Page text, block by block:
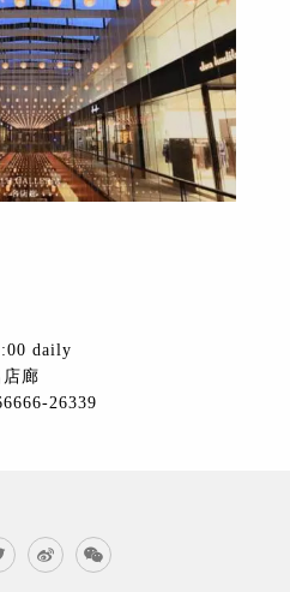
daily
廊
26339